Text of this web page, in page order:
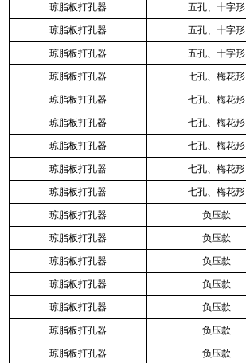
琼脂板打孔器 五孔、十字形
琼脂板打孔器 五孔、十字形
琼脂板打孔器 五孔、十字形
琼脂板打孔器 七孔、梅花形
琼脂板打孔器 七孔、梅花形
琼脂板打孔器 七孔、梅花形
琼脂板打孔器 七孔、梅花形
琼脂板打孔器 七孔、梅花形
琼脂板打孔器 七孔、梅花形
琼脂板打孔器 负压款
琼脂板打孔器 负压款
琼脂板打孔器 负压款
琼脂板打孔器 负压款
琼脂板打孔器 负压款
琼脂板打孔器 负压款
琼脂板打孔器 负压款